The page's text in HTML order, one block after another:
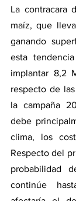
La contracara
maíz, que
ganando
esta
implantar 8,2
respecto de
la campaña
debe
clima, los
Respecto del
probabilidad
continúe